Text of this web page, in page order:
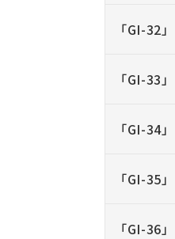
「GI-32」
「GI-33」
「GI-34」
「GI-35」
「GI-36」